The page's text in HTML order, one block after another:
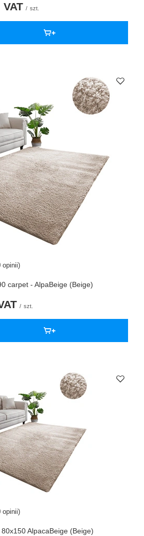
/ szt.
opinii)
carpet - AlpaBeige (Beige)
/ szt.
opinii)
AlpacaBeige (Beige)